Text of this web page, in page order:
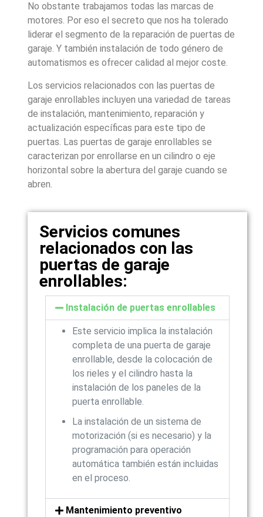
No obstante trabajamos todas las marcas de
motores. Por eso el secreto que nos ha tolerado
liderar el segmento de la reparación de puertas de
garaje. Y también instalación de todo género de
automatismos es ofrecer calidad al mejor coste.
Los servicios relacionados con las puertas de
garaje enrollables incluyen una variedad de tareas
de instalación, mantenimiento, reparación y
actualización específicas para este tipo de
puertas. Las puertas de garaje enrollables se
caracterizan por enrollarse en un cilindro o eje
horizontal sobre la abertura del garaje cuando se
abren.
Servicios comunes
relacionados con las
puertas de garaje
enrollables:
Instalación de puertas enrollables
Este servicio implica la instalación
completa de una puerta de garaje
enrollable, desde la colocación de
los rieles y el cilindro hasta la
instalación de los paneles de la
puerta enrollable.
La instalación de un sistema de
motorización (si es necesario) y la
programación para operación
automática también están incluidas
en el proceso.
Mantenimiento preventivo